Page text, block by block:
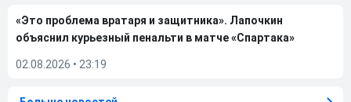
«Это проблема вратаря и защитника». Лапочкин
объяснил курьезный пенальти в матче «Спартака»
02.08.2026 • 23:19